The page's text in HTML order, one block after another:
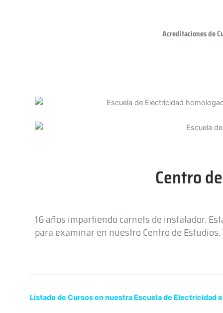
Acreditaciones de
Centro
16 años impartiendo carnets de instalador.
para examinar en nuestro Centro de Estudios.
Listado de Cursos en nuestra Escuela de Electricidad